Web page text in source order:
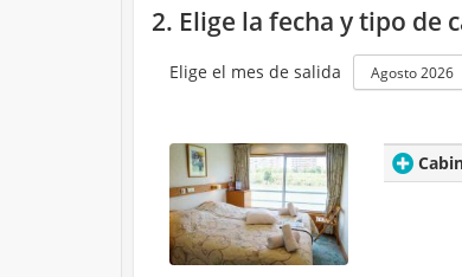
2. Elige la fecha y tipo de
Elige el mes de salida